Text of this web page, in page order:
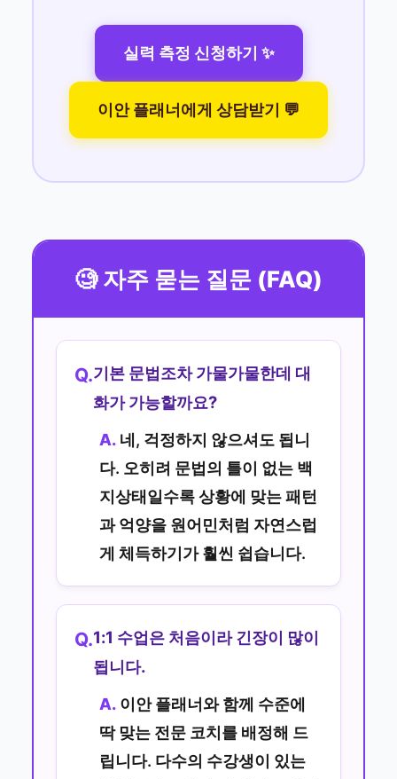
실력 측정 신청하기 ✨
이안 플래너에게 상담받기 💬
🧐 자주 묻는 질문 (FAQ)
Q.기본 문법조차 가물가물한데 대
화가 가능할까요?
A. 네, 걱정하지 않으셔도 됩니
다. 오히려 문법의 틀이 없는 백
지상태일수록 상황에 맞는 패턴
과 억양을 원어민처럼 자연스럽
게 체득하기가 훨씬 쉽습니다.
Q.1:1 수업은 처음이라 긴장이 많이
됩니다.
A. 이안 플래너와 함께 수준에
딱 맞는 전문 코치를 배정해 드
립니다. 다수의 수강생이 있는